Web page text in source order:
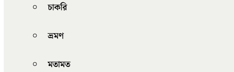
চাকরি
ভ্রমণ
মতামত